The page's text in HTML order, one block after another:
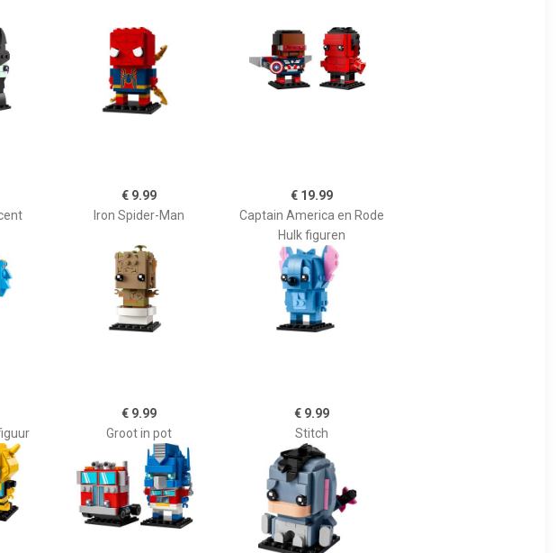
€ 9.99
Iron Spider-Man
€ 19.99
Captain America en Rode
Hulk figuren
€ 9.99
Groot in pot
€ 9.99
Stitch